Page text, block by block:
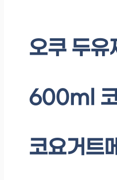
오쿠 두유
600ml
코요거